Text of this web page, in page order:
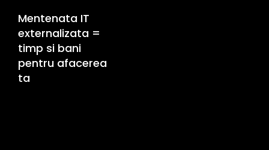
Mentenata IT
externalizata =
timp si bani
pentru afacerea
ta